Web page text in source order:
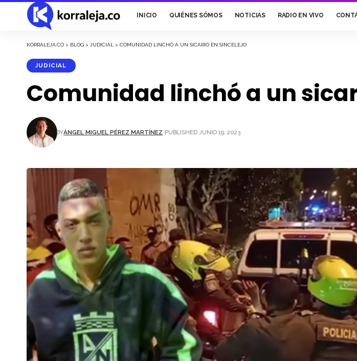
INICIO QUIÉNES SÓMOS NOTICIAS RADIO EN VIVO
KORRALEJA.CO > BLOG > JUDICIAL > COMUNIDAD LINCHÓ A UN SICARIO EN SINCELEJO
JUDICIAL
Comunidad linchó a un
BYÁNGEL MIGUEL PÉREZ MARTÍNEZ PUBLISHED JUNIO 19, 2023